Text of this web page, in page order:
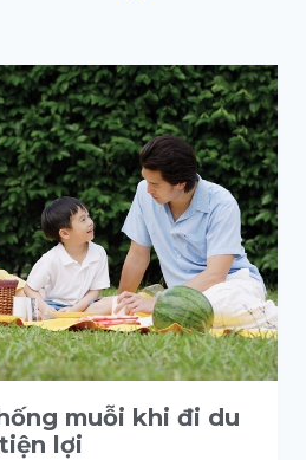
muỗi khi đi du
lợi